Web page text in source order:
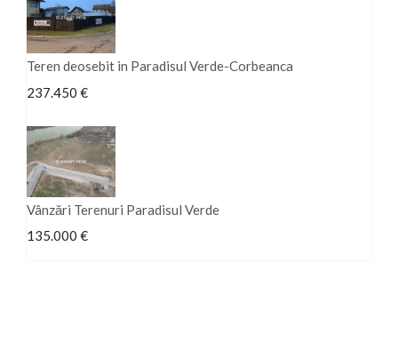
Teren deosebit in Paradisul Verde-Corbeanca
237.450 €
Vânzări Terenuri Paradisul Verde
135.000 €